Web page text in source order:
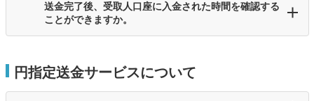
送金完了後、受取人口座に入金された時間を確認する
ことができますか。
円指定送金サービスについて